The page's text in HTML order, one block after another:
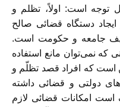
توجه است: اولاً، تظلم و
دستگاه قضائی صالح
جامعه و حکومت است.
که نمی‌توان مانع استفاده
است که افراد قصد تظلّم و
دولتی و قضائی داشته
امکانات قضائی لازم